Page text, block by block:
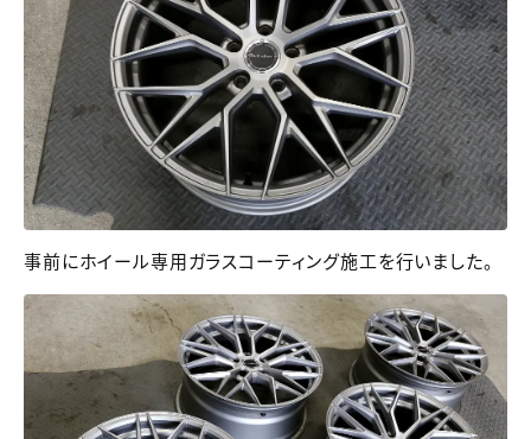
事前にホイール専用ガラスコーティング施工を行いました。